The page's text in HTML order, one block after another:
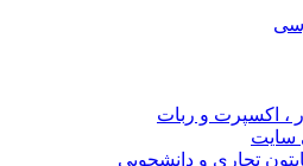
، اکسپرت و ربات
سایت
تجاری و دانشجویی